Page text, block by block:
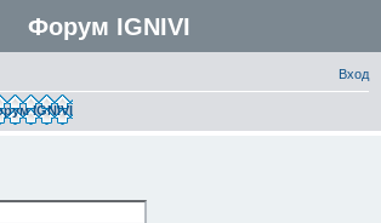
Форум IGNIVI
Вход
IGNIVI